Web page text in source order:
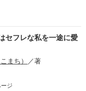
美桜。
係は壊れてしまう。
婚によって
なった。
セフレな私を一途に愛
まち） ／著
ジ